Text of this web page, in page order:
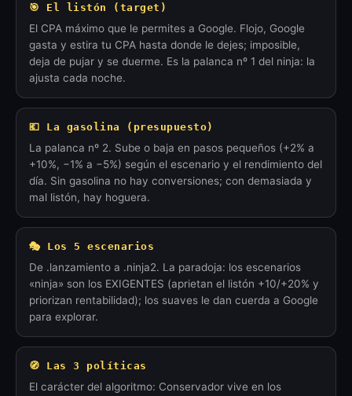
🎯 El listón (target)
El CPA máximo que le permites a Google. Flojo, Google
gasta y estira tu CPA hasta donde le dejes; imposible,
deja de pujar y se duerme. Es la palanca nº 1 del ninja: la
ajusta cada noche.
💶 La gasolina (presupuesto)
La palanca nº 2. Sube o baja en pasos pequeños (+2% a
+10%, −1% a −5%) según el escenario y el rendimiento del
día. Sin gasolina no hay conversiones; con demasiada y
mal listón, hay hoguera.
🎭 Los 5 escenarios
De .lanzamiento a .ninja2. La paradoja: los escenarios
«ninja» son los EXIGENTES (aprietan el listón +10/+20% y
priorizan rentabilidad); los suaves le dan cuerda a Google
para explorar.
🧭 Las 3 políticas
El carácter del algoritmo: Conservador vive en los